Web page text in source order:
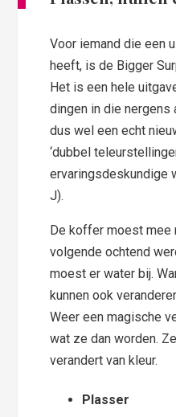
Voor iemand die een
heeft, is de Bigger
Het is een hele
dingen in die nergens
dus wel een echt
‘dubbel
ervaringsdeskundige
J).
De koffer moest mee
volgende ochtend
moest er water bij.
kunnen ook
Weer een magische
wat ze dan worden.
verandert van kleur.
Plasser